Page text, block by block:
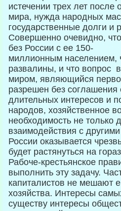
истечении трех лет
мира, нужда народных
государственные долги и
Совершенно очевидно,
без России с ее 150-
миллионным населением,
развалины, и что вопрос
миром, являющийся
разрешен без соглашения
длительных интересов и
народов, хозяйственное
необходимость не только
взаимодействия с
России оказывается
будет растянуться на
Рабоче-крестьянское
выполнить эту задачу.
капиталистов не мешают
хозяйства. Интересы
суще­ству интересы